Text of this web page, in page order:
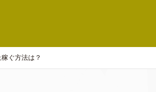
ぐ方法は？